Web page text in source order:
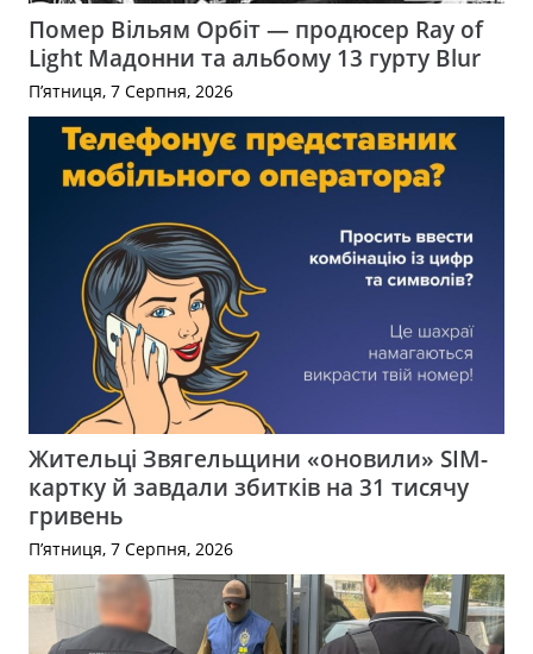
Помер Вільям Орбіт — продюсер Ray of
Light Мадонни та альбому 13 гурту Blur
П’ятниця, 7 Серпня, 2026
Жительці Звягельщини «оновили» SIM-
картку й завдали збитків на 31 тисячу
гривень
П’ятниця, 7 Серпня, 2026